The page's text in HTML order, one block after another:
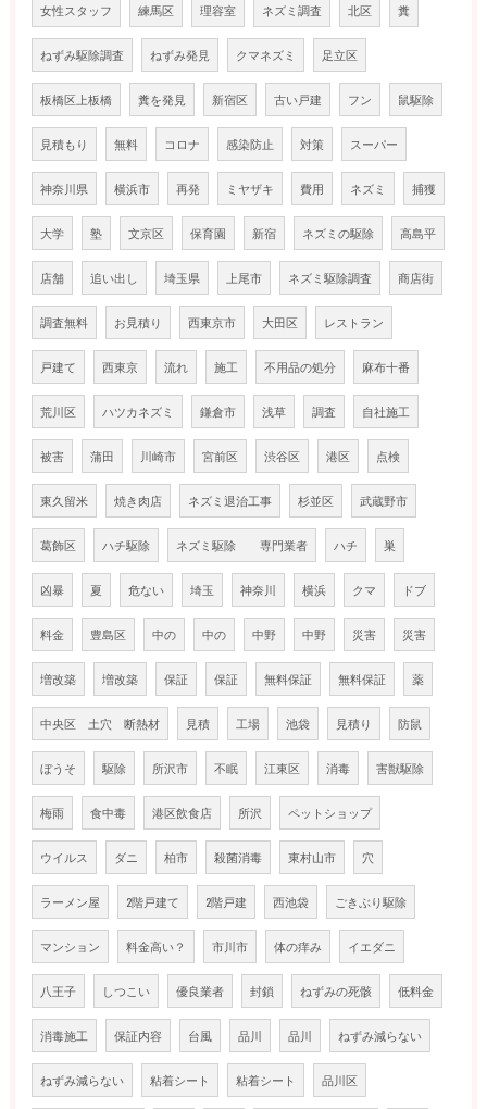
女性スタッフ 練馬区 理容室 ネズミ調査 北区 糞
ねずみ駆除調査 ねずみ発見 クマネズミ 足立区
板橋区上板橋 糞を発見 新宿区 古い戸建 フン 鼠駆除
見積もり 無料 コロナ 感染防止 対策 スーパー
神奈川県 横浜市 再発 ミヤザキ 費用 ネズミ 捕獲
大学 塾 文京区 保育園 新宿 ネズミの駆除 高島平
店舗 追い出し 埼玉県 上尾市 ネズミ駆除調査 商店街
調査無料 お見積り 西東京市 大田区 レストラン
戸建て 西東京 流れ 施工 不用品の処分 麻布十番
荒川区 ハツカネズミ 鎌倉市 浅草 調査 自社施工
被害 蒲田 川崎市 宮前区 渋谷区 港区 点検
東久留米 焼き肉店 ネズミ退治工事 杉並区 武蔵野市
葛飾区 ハチ駆除 ネズミ駆除 専門業者 ハチ 巣
凶暴 夏 危ない 埼玉 神奈川 横浜 クマ ドブ
料金 豊島区 中の 中の 中野 中野 災害 災害
増改築 増改築 保証 保証 無料保証 無料保証 薬
中央区 土穴 断熱材 見積 工場 池袋 見積り 防鼠
ぼうそ 駆除 所沢市 不眠 江東区 消毒 害獣駆除
梅雨 食中毒 港区飲食店 所沢 ペットショップ
ウイルス ダニ 柏市 殺菌消毒 東村山市 穴
ラーメン屋 2階戸建て 2階戸建 西池袋 ごきぶり駆除
マンション 料金高い？ 市川市 体の痒み イエダニ
八王子 しつこい 優良業者 封鎖 ねずみの死骸 低料金
消毒施工 保証内容 台風 品川 品川 ねずみ減らない
ねずみ減らない 粘着シート 粘着シート 品川区